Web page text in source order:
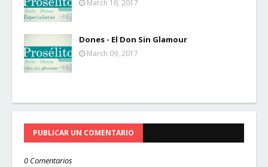
March 16, 2017
Dones - El Don Sin Glamour
March 09, 2017
PUBLICAR UN COMENTARIO
0 Comentarios